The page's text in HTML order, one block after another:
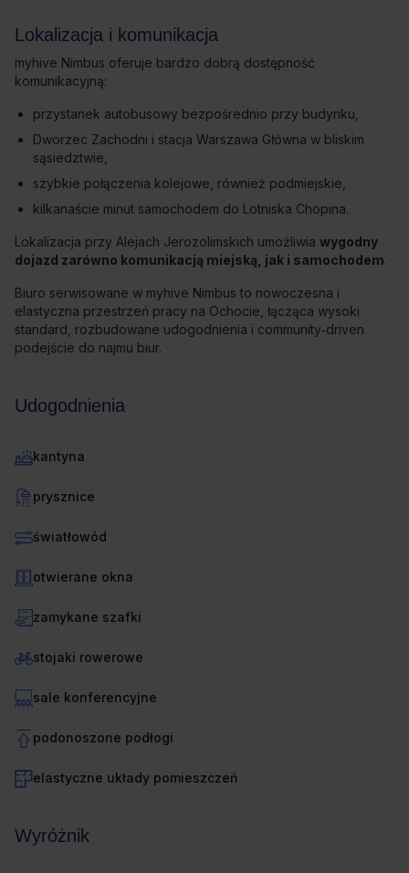
Lokalizacja i komunikacja
myhive Nimbus oferuje bardzo dobrą dostępność
komunikacyjną:
przystanek autobusowy bezpośrednio przy budynku,
Dworzec Zachodni i stacja Warszawa Główna w bliskim
sąsiedztwie,
szybkie połączenia kolejowe, również podmiejskie,
kilkanaście minut samochodem do Lotniska Chopina.
Lokalizacja przy Alejach Jerozolimskich umożliwia wygodny
dojazd zarówno komunikacją miejską, jak i samochodem.
Biuro serwisowane w myhive Nimbus to nowoczesna i
elastyczna przestrzeń pracy na Ochocie, łącząca wysoki
standard, rozbudowane udogodnienia i community‑driven
podejście do najmu biur.
Udogodnienia
kantyna
prysznice
światłowód
otwierane okna
zamykane szafki
stojaki rowerowe
sale konferencyjne
podonoszone podłogi
elastyczne układy pomieszczeń
Wyróżnik